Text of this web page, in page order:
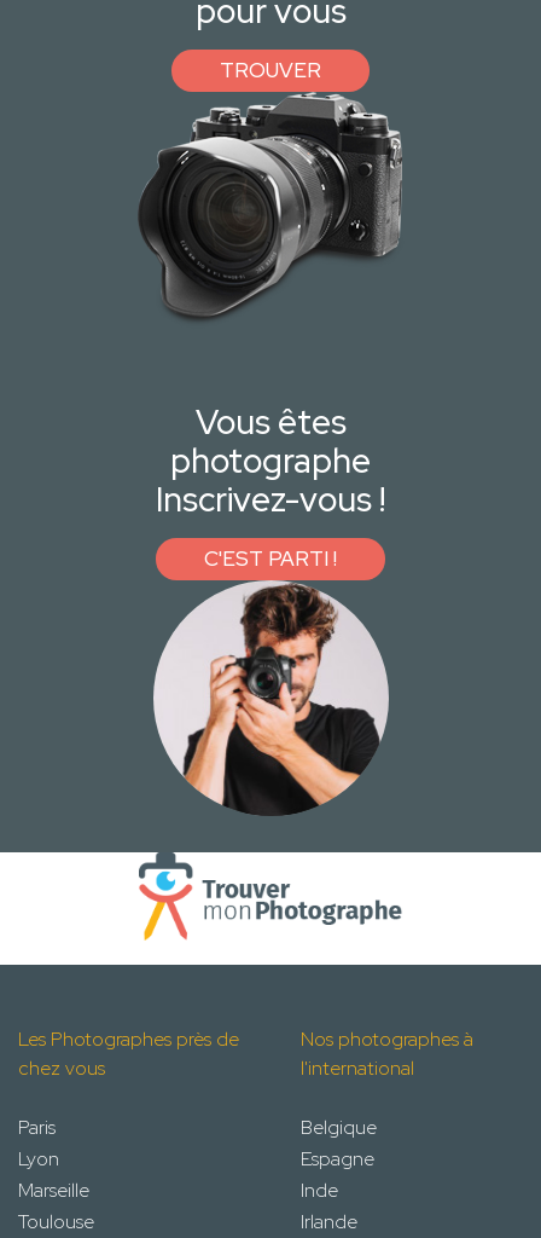
pour vous
TROUVER
Vous êtes
photographe
Inscrivez-vous !
C'EST PARTI !
Les Photographes près de
chez vous
Paris
Lyon
Marseille
Toulouse
Nos photographes à
l'international
Belgique
Espagne
Inde
Irlande